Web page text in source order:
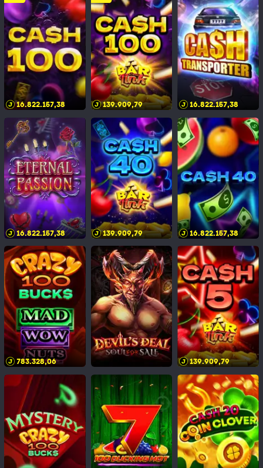
16.822.157,42 139.909,83 16.822.157,42
16.822.157,42 139.909,83 16.822.157,42
783.328,10 139.909,83